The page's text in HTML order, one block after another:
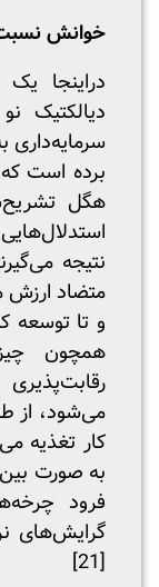
خوانش
دراینجا
دیالکتیک
سرمایه‌داری
برده است
هگل
نتیجه
متضاد
و تا توسعه
همچون
می‌شود، از
کار تغذیه
به صورت
فرود
گرایش‌های
[21]